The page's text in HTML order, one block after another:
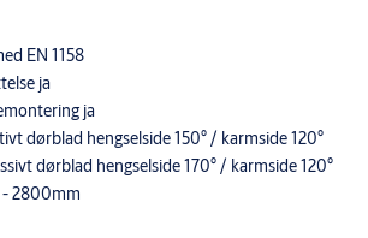
EN 1158
ja
ja
dørblad hengselside 150° / karmside 120°
dørblad hengselside 170° / karmside 120°
- 2800mm